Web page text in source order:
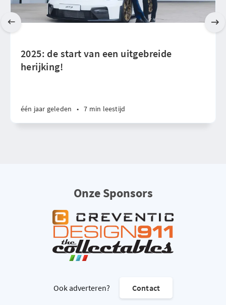
2025: de start van een uitgebreide
herijking!
één jaar geleden • 7 min leestijd
Onze Sponsors
Ook adverteren? Contact